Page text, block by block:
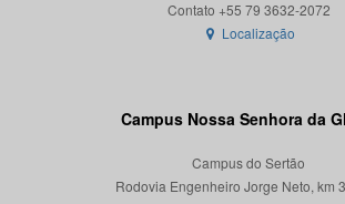
Localização
Campus Nossa Senhora da
Campus do Sertão
Rodovia Engenheiro Jorge Neto, km